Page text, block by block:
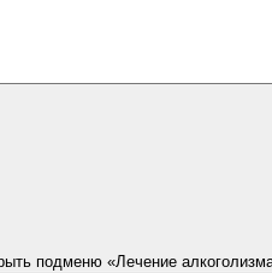
подменю «Лечение